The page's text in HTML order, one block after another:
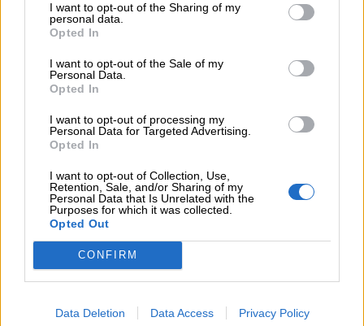
I want to opt-out of the Sharing of my
personal data.
Opted In
I want to opt-out of the Sale of my
Personal Data.
Opted In
I want to opt-out of processing my
Personal Data for Targeted Advertising.
Opted In
I want to opt-out of Collection, Use,
Retention, Sale, and/or Sharing of my
Personal Data that Is Unrelated with the
Purposes for which it was collected.
Opted Out
CONFIRM
Data Deletion Data Access Privacy Policy
Stampa